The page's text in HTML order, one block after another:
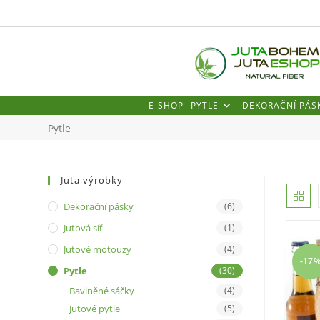
k
E-SHOP PYTLE DEKORAČNÍ
Pytle
-17%
Juta výrobky
Dekorační pásky (6)
Jutová síť (1)
Jutové motouzy (4)
Pytle (30)
Bavlněné sáčky (4)
Jutové pytle (5)